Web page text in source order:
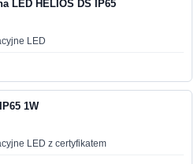
LED HELIOS DS IP65
LED
1W
LED z certyfikatem